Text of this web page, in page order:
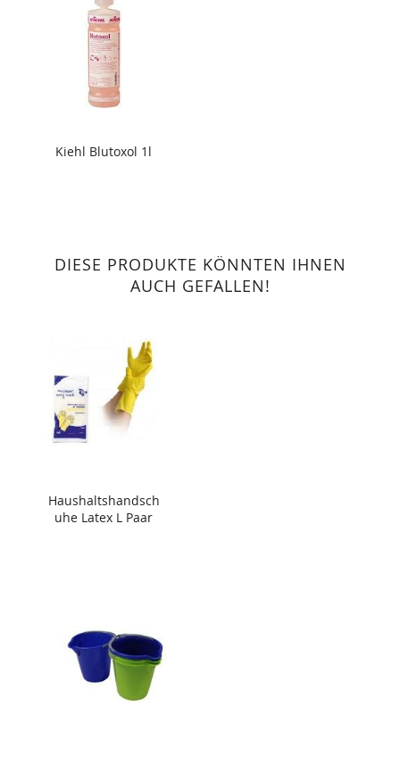
Kiehl Blutoxol 1l
DIESE PRODUKTE KÖNNTEN IHNEN
AUCH GEFALLEN!
Haushaltshandsch
uhe Latex L Paar